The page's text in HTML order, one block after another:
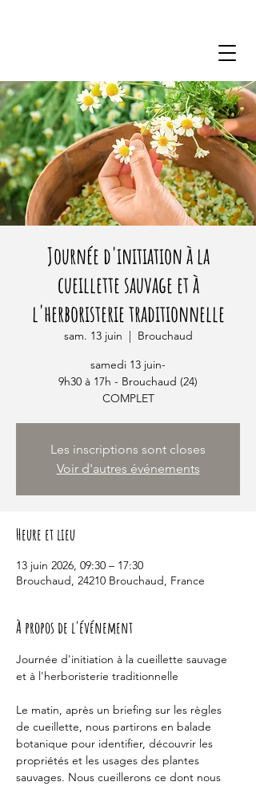
Journée d'initiation à la
cueillette sauvage et à
l'herboristerie traditionnelle
sam. 13 juin
  |
Brouchaud
samedi 13 juin-
9h30 à 17h - Brouchaud (24)
COMPLET
Les inscriptions sont closes
Voir d'autres événements
Heure et lieu
13 juin 2026, 09:30 – 17:30
Brouchaud, 24210 Brouchaud, France
À propos de l'événement
Journée d'initiation à la cueillette sauvage
et à l'herboristerie traditionnelle
Le matin, après un briefing sur les règles
de cueillette, nous partirons en balade
botanique pour identifier, découvrir les
propriétés et les usages des plantes
sauvages. Nous cueillerons ce dont nous